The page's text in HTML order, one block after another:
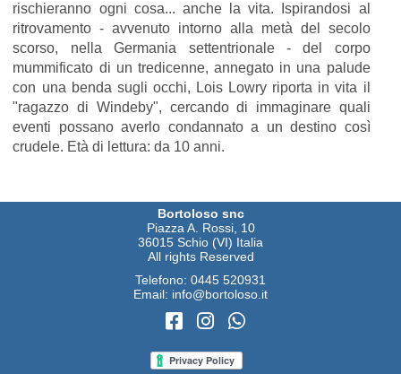
rischieranno ogni cosa... anche la vita. Ispirandosi al
ritrovamento - avvenuto intorno alla metà del secolo
scorso, nella Germania settentrionale - del corpo
mummificato di un tredicenne, annegato in una palude
con una benda sugli occhi, Lois Lowry riporta in vita il
"ragazzo di Windeby", cercando di immaginare quali
eventi possano averlo condannato a un destino così
crudele. Età di lettura: da 10 anni.
Bortoloso snc
Piazza A. Rossi, 10
36015 Schio (VI) Italia
All rights Reserved
Telefono: 0445 520931
Email: info@bortoloso.it